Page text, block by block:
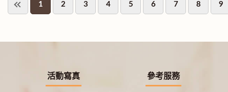
1 2 3 4 5 6 7 8 9
活動寫真 參考服務